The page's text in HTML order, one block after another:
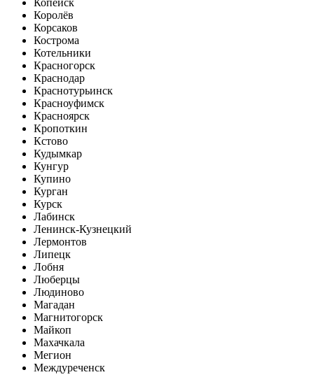
Королёв
Корсаков
Кострома
Котельники
Красногорск
Краснодар
Краснотурьинск
Красноуфимск
Красноярск
Кропоткин
Кстово
Кудымкар
Кунгур
Купино
Курган
Курск
Лабинск
Ленинск-Кузнецкий
Лермонтов
Липецк
Лобня
Люберцы
Людиново
Магадан
Магнитогорск
Майкоп
Махачкала
Мегион
Междуреченск